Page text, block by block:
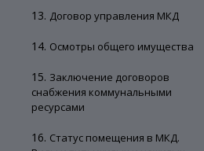
13. Договор управления МКД
14. Осмотры общего имущества
15. Заключение договоров
снабжения коммунальными
ресурсами
16. Статус помещения в МКД.